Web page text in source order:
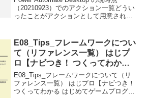
（20210923）でのアクション一覧どうい
ったことがアクションとして用意されて
化。今のところ更新のたびに、若干ア...
E08_Tips_フレームワークについ
て（リファレンス一覧） はじプ
ロ【ナビつき！ つくってわかる
はじめてゲームプログラミング】
E08_Tips_フレームワークについて（リ
ファレンス一覧） はじプロ【ナビつき！
つくってわかる はじめてゲームプログラ